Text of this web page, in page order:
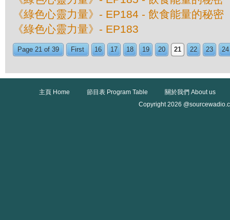
《綠色心靈力量》- EP184 - 飲食能量的秘密
《綠色心靈力量》- EP183
Page 21 of 39 First 16 17 18 19 20 21 22 23 24
主頁 Home 節目表 Program Table
關於我們 About us
Copyright 2026